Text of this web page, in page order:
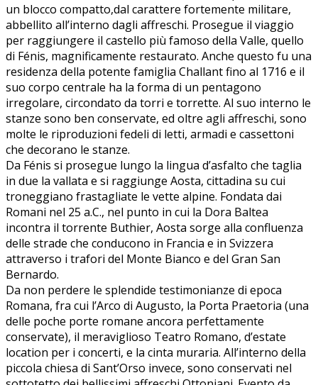
un blocco compatto,dal carattere fortemente militare,
abbellito all’interno dagli affreschi. Prosegue il viaggio
per raggiungere il castello più famoso della Valle, quello
di Fénis, magnificamente restaurato. Anche questo fu una
residenza della potente famiglia Challant fino al 1716 e il
suo corpo centrale ha la forma di un pentagono
irregolare, circondato da torri e torrette. Al suo interno le
stanze sono ben conservate, ed oltre agli affreschi, sono
molte le riproduzioni fedeli di letti, armadi e cassettoni
che decorano le stanze.
Da Fénis si prosegue lungo la lingua d’asfalto che taglia
in due la vallata e si raggiunge Aosta, cittadina su cui
troneggiano frastagliate le vette alpine. Fondata dai
Romani nel 25 a.C., nel punto in cui la Dora Baltea
incontra il torrente Buthier, Aosta sorge alla confluenza
delle strade che conducono in Francia e in Svizzera
attraverso i trafori del Monte Bianco e del Gran San
Bernardo.
Da non perdere le splendide testimonianze di epoca
Romana, fra cui l’Arco di Augusto, la Porta Praetoria (una
delle poche porte romane ancora perfettamente
conservate), il meraviglioso Teatro Romano, d’estate
location per i concerti, e la cinta muraria. All’interno della
piccola chiesa di Sant’Orso invece, sono conservati nel